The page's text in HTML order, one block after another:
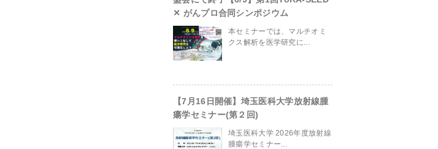
themes/site/header.phpon line
✕ がんプロ合同シンポジウム
本セミナーでは、マルチオミ
クス解析を医学研究に...
【7月16日開催】埼玉医科大学放射線腫
瘍学セミナー(第２回)
埼玉医科大学 2026年度放射線
腫瘍学セミナー...